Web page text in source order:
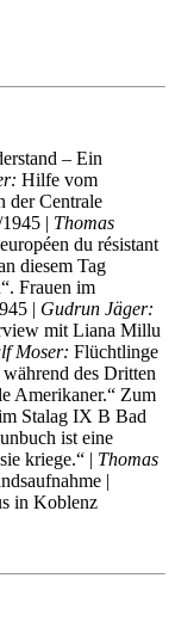
– Ein
Hilfe vom
der Centrale
| Thomas
du résistant
diesem Tag
Frauen im
| Gudrun Jäger:
mit Liana Millu
Moser: Flüchtlinge
des Dritten
Amerikaner.“ Zum
Stalag IX B Bad
ist eine
kriege.“ | Thomas
|
in Koblenz